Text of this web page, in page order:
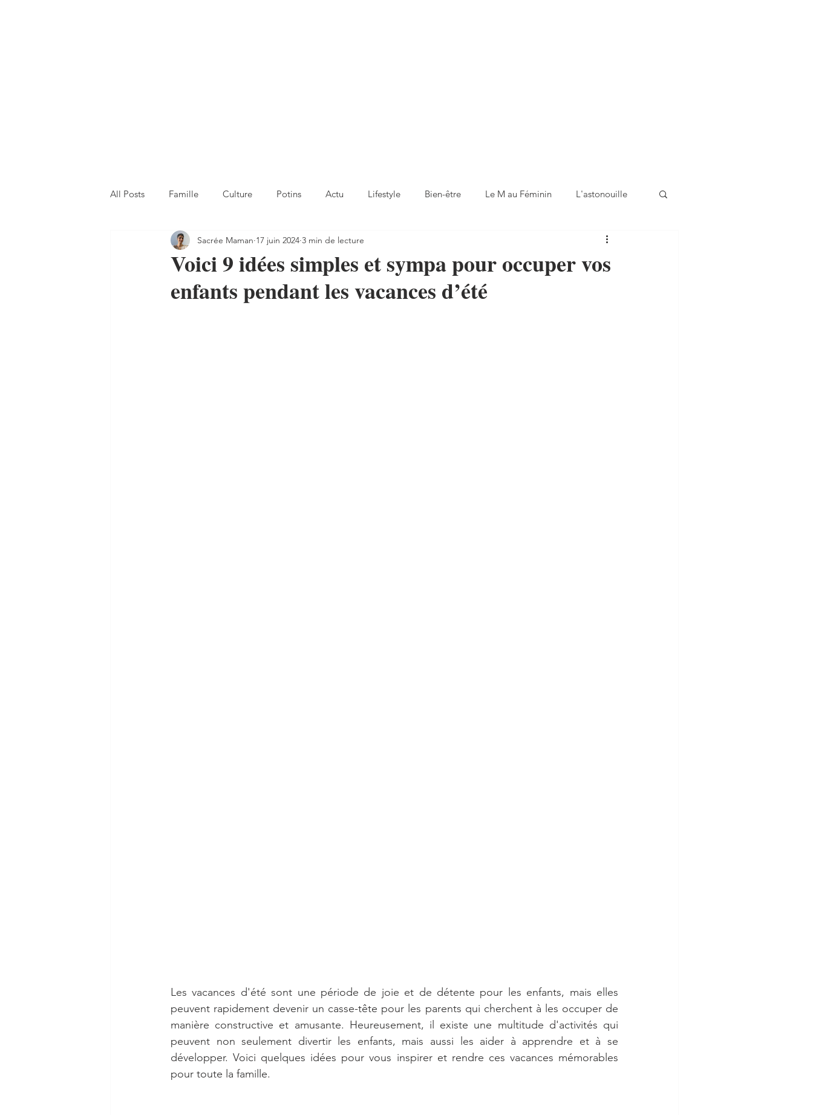
All Posts Famille Culture Potins Actu Lifestyle Bien-être Le M au Féminin L'astonouille
Voici 9 idées simples et sympa pour occuper vos
enfants pendant les vacances d’été
Sacrée Maman 17 juin 2024 3 min de lecture
Les vacances d'été sont une période de joie et de détente pour les enfants, mais elles
peuvent rapidement devenir un casse-tête pour les parents qui cherchent à les occuper de
manière constructive et amusante. Heureusement, il existe une multitude d'activités qui
peuvent non seulement divertir les enfants, mais aussi les aider à apprendre et à se
développer. Voici quelques idées pour vous inspirer et rendre ces vacances mémorables
pour toute la famille.